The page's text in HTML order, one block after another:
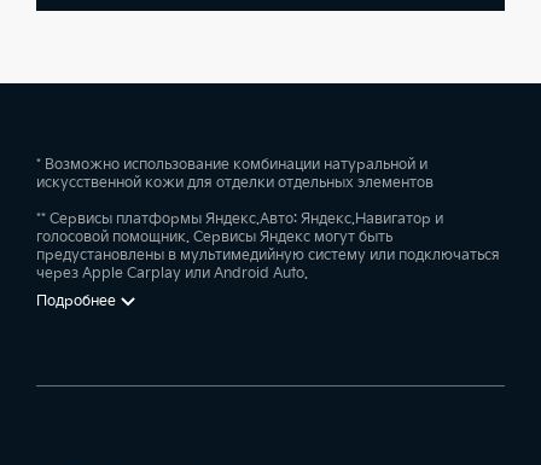
* Возможно использование комбинации натуральной и
искусственной кожи для отделки отдельных элементов
** Сервисы платформы Яндекс.Авто: Яндекс.Навигатор и
голосовой помощник. Сервисы Яндекс могут быть
предустановлены в мультимедийную систему или подключаться
через Apple Carplay или Android Auto.
Подробнее